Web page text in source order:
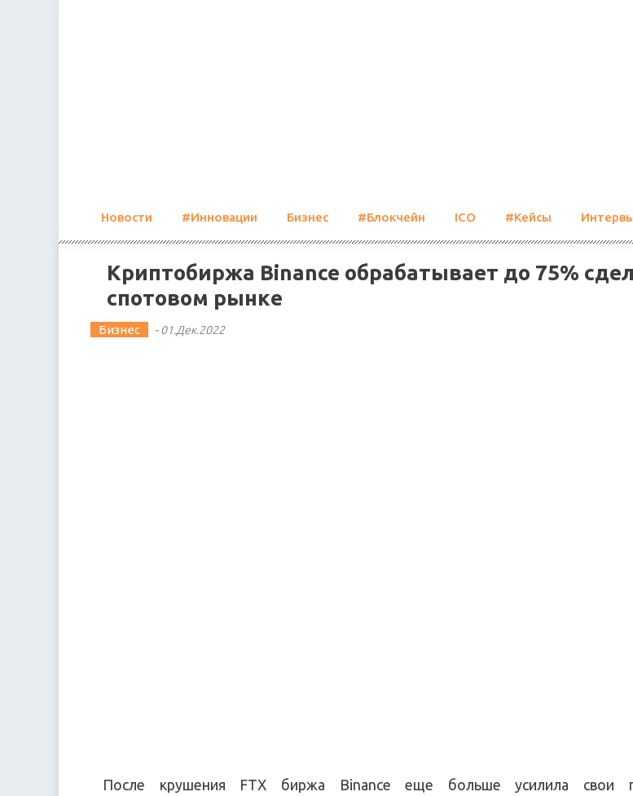
Новости #Инновации Бизнес #Блокчейн ICO #Кейсы
Криптобиржа Binance обрабатывает до 75%
спотовом рынке
Бизнес -01.Дек.2022
После крушения FTX биржа Binance еще больше усилила свои